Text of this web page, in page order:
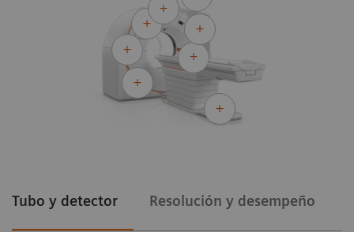
Tubo y detector Resolución y desempeño